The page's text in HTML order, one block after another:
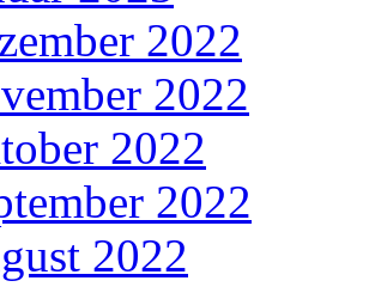
2022
2022
2022
2022
2022